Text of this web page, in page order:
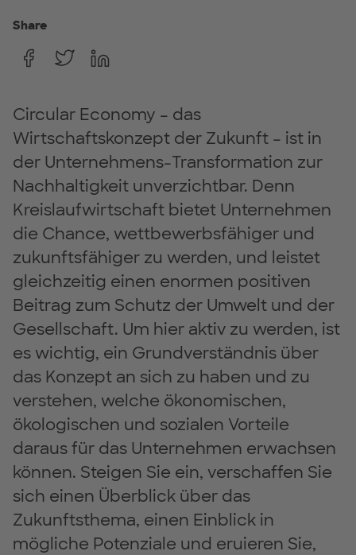
Share
Circular Economy – das
Wirtschaftskonzept der Zukunft – ist in
der Unternehmens-Transformation zur
Nachhaltigkeit unverzichtbar. Denn
Kreislaufwirtschaft bietet Unternehmen
die Chance, wettbewerbs­fähiger und
zukunftsfähiger zu werden, und leistet
gleichzeitig einen enormen positiven
Beitrag zum Schutz der Umwelt und der
Gesellschaft. Um hier aktiv zu werden, ist
es wichtig, ein Grundver­ständnis über
das Konzept an sich zu haben und zu
verstehen, welche ökono­mischen,
ökologischen und sozialen Vorteile
daraus für das Unternehmen erwachsen
können. Steigen Sie ein, verschaffen Sie
sich einen Überblick über das
Zukunftsthema, einen Einblick in
mögliche Potenziale und eruieren Sie,